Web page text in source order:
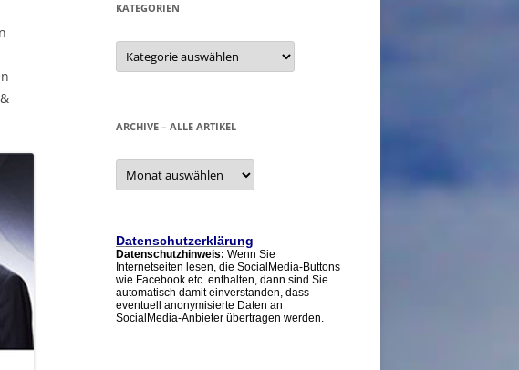
KATEGORIEN
Kategorien
ARCHIVE – ALLE ARTIKEL
Archive
alle
Datenschutzerklärung
Datenschutzhinweis: Wenn Sie
Internetseiten lesen, die SocialMedia-Buttons
wie Facebook etc. enthalten, dann sind Sie
automatisch damit einverstanden, dass
eventuell anonymisierte Daten an
SocialMedia-Anbieter übertragen werden.